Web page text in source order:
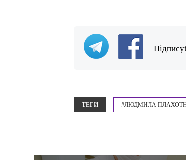
ТЕГИ #ЛЮДМИЛА